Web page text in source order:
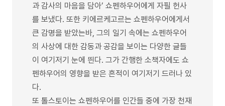
과 감사의 마음을 담아’ 쇼펜하우어에게 자필 헌사
를 보냈다. 또한 키에르케고르는 쇼펜하우어에게서
큰 감명을 받았는바, 그의 일기 속에는 쇼펜하우어
의 사상에 대한 감동과 공감을 보이는 다양한 글들
이 여기저기 눈에 띈다. 그가 간행한 소책자에도 쇼
펜하우어의 영향을 받은 흔적이 여기저기 드러나 있
다.
또 톨스토이는 쇼펜하우어를 인간들 중에 가장 천재